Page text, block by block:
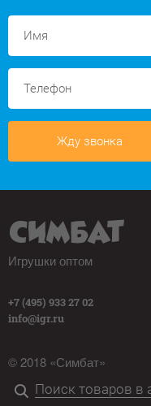
Жду звонка
Игрушки оптом
+7 (495) 933 27 02
info@igr.ru
© 2018 «Симбат»